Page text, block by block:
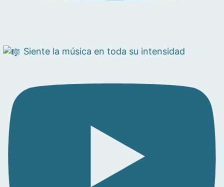
Siente la música en toda su intensidad